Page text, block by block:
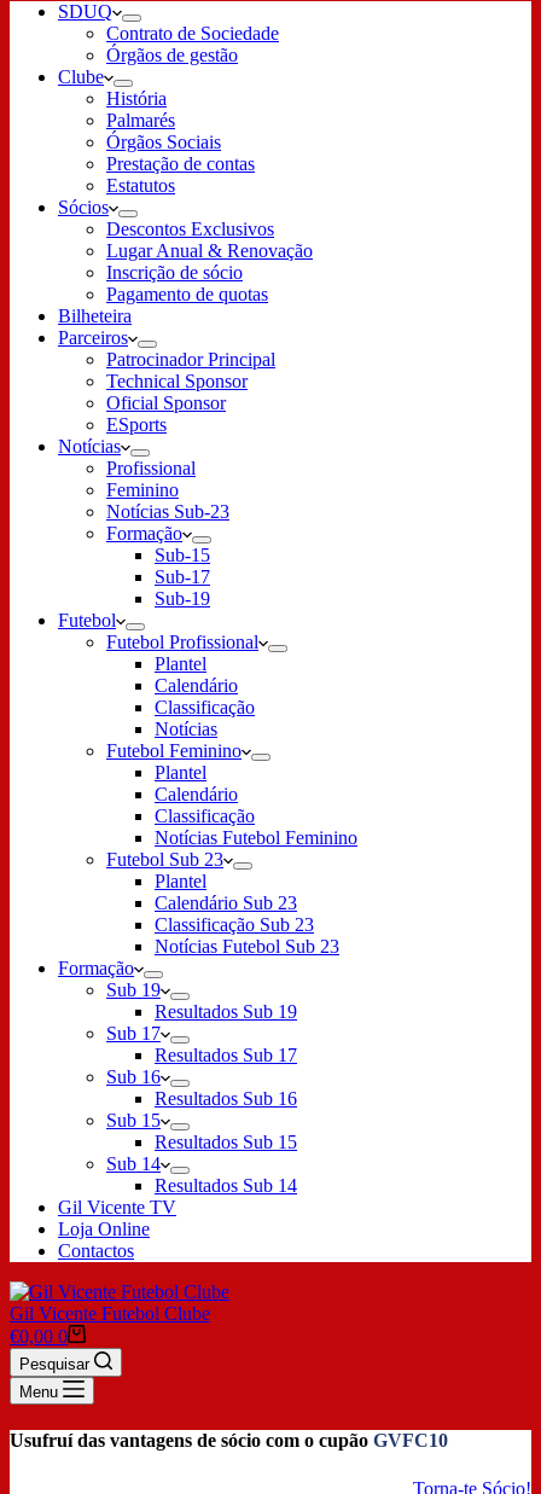
SDUQ
Contrato de Sociedade
Órgãos de gestão
Clube
História
Palmarés
Órgãos Sociais
Prestação de contas
Estatutos
Sócios
Descontos Exclusivos
Lugar Anual & Renovação
Inscrição de sócio
Pagamento de quotas
Bilheteira
Parceiros
Patrocinador Principal
Technical Sponsor
Oficial Sponsor
ESports
Notícias
Profissional
Feminino
Notícias Sub-23
Formação
Sub-15
Sub-17
Sub-19
Futebol
Futebol Profissional
Plantel
Calendário
Classificação
Notícias
Futebol Feminino
Plantel
Calendário
Classificação
Notícias Futebol Feminino
Futebol Sub 23
Plantel
Calendário Sub 23
Classificação Sub 23
Notícias Futebol Sub 23
Formação
Sub 19
Resultados Sub 19
Sub 17
Resultados Sub 17
Sub 16
Resultados Sub 16
Sub 15
Resultados Sub 15
Sub 14
Resultados Sub 14
Gil Vicente TV
Loja Online
Contactos
Gil Vicente Futebol Clube
€0,00 0
Pesquisar
Menu
Usufruí das vantagens de sócio com o cupão GVFC10
Torna-te Sócio!